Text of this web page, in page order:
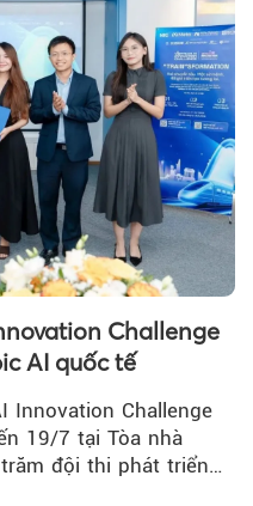
Challenge
AI quốc tế
Innovation Challenge
19/7 tại Tòa nhà
đội thi phát triển